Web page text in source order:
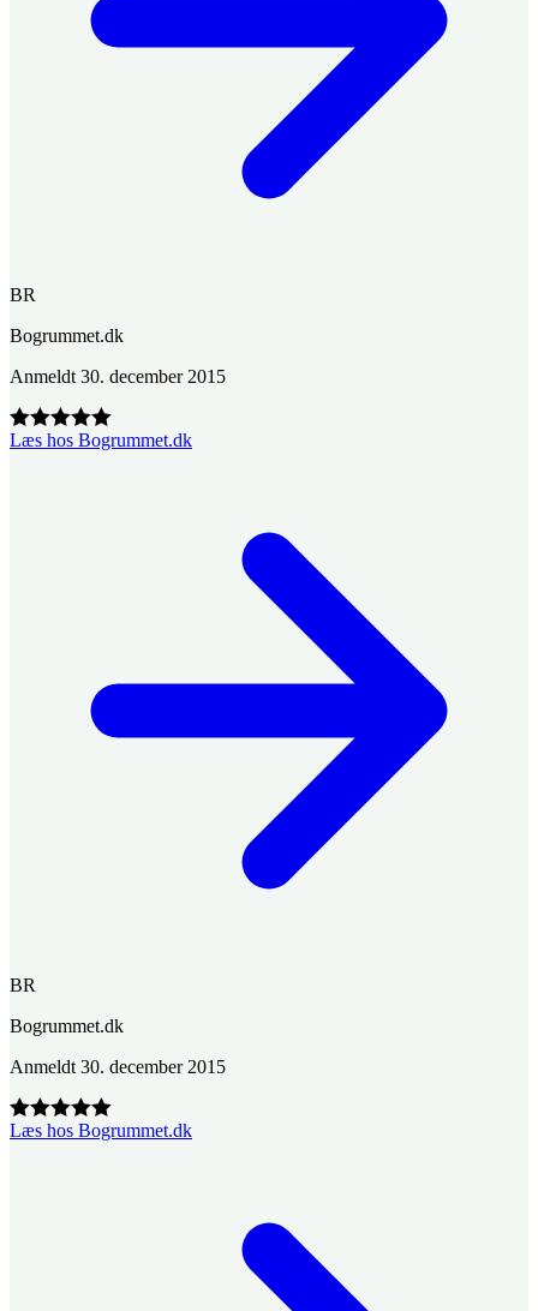
BR
Bogrummet.dk
Anmeldt 30. december 2015
Læs hos Bogrummet.dk
BR
Bogrummet.dk
Anmeldt 30. december 2015
Læs hos Bogrummet.dk